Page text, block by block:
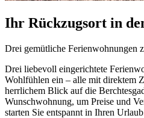
Ihr Rückzugsort in
Drei gemütliche Ferienwohnungen
Drei liebevoll eingerichtete
Wohlfühlen ein – alle mit direktem
herrlichem Blick auf die
Wunschwohnung, um Preise und
starten Sie entspannt in Ihren